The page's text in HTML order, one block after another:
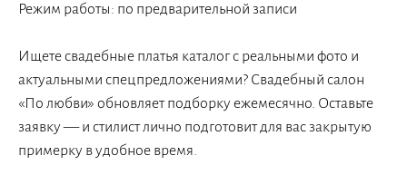
Режим работы: по предварительной записи
Ищете свадебные платья каталог с реальными фото и
актуальными спецпредложениями? Свадебный салон
«По любви» обновляет подборку ежемесячно. Оставьте
заявку — и стилист лично подготовит для вас закрытую
примерку в удобное время.